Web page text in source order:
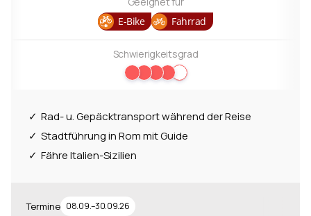
Schwierigkeitsgrad
E-Bike
Fahrrad
Rad- u. Gepäcktransport während der Reise
Stadtführung in Rom mit Guide
Fähre Italien-Sizilien
Termine 08.09.–30.09.26